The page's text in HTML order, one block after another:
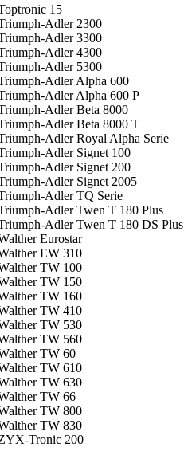
15
Adler 2300
Adler 3300
Adler 4300
Adler 5300
Adler Alpha 600
Adler Alpha 600 P
Adler Beta 8000
Adler Beta 8000 T
Adler Royal Alpha Serie
Adler Signet 100
Adler Signet 200
Adler Signet 2005
Adler TQ Serie
Adler Twen T 180 Plus
Adler Twen T 180 DS Plus
Eurostar
EW 310
TW 100
TW 150
TW 160
TW 410
TW 530
TW 560
TW 60
TW 610
TW 630
TW 66
TW 800
TW 830
Tronic 200